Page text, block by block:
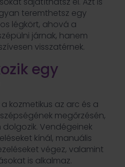
teremthetsz egy
légkört, ahová a
járnak, hanem
visszatérnek.
egy
kozmetikus az arc és a
megőrzésén,
Vendégeinek
kínál, manuális
végez, valamint
is alkalmaz.